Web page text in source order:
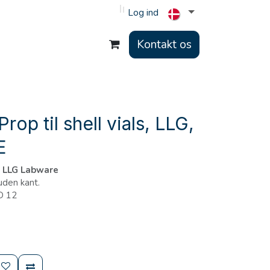
Log ind
Kontakt os
til shell vials, LLG,
Labware
kant.
12